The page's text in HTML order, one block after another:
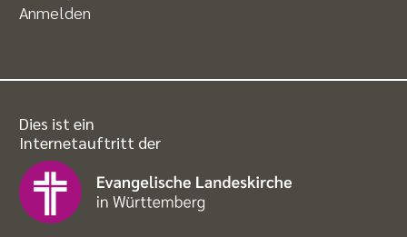
Anmelden
Dies ist ein
Internetauftritt der